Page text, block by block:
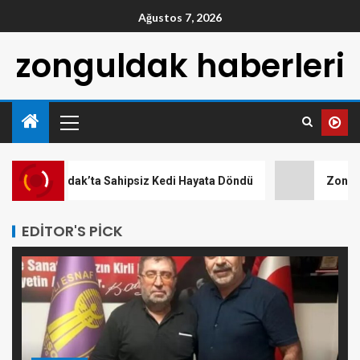
Ağustos 7, 2026
zonguldak haberleri
Sahipsiz Kedi Hayata Döndü
EDITOR'S PICK